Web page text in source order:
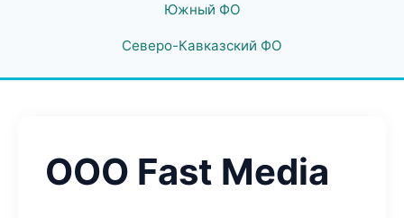
Южный ФО
Северо-Кавказский ФО
ООО Fast Media